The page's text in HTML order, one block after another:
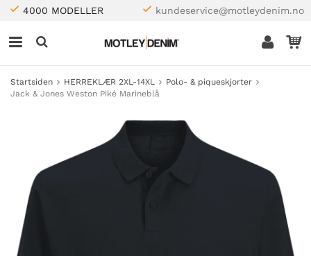
4000 MODELLER kundeservice@motleydenim.no
Startsiden HERREKLÆR 2XL-14XL
Polo- & piqueskjorter
Jack & Jones Weston Piké Marineblå